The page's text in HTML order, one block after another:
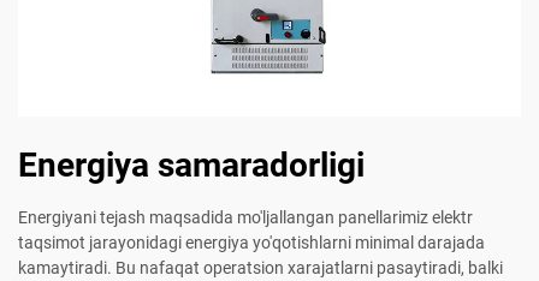
Energiya samaradorligi
Energiyani tejash maqsadida mo'ljallangan panellarimiz elektr
taqsimot jarayonidagi energiya yo'qotishlarni minimal darajada
kamaytiradi. Bu nafaqat operatsion xarajatlarni pasaytiradi, balki